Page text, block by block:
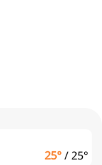
25°/25°